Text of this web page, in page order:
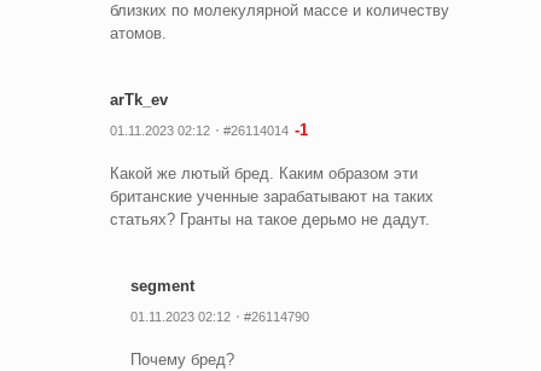
близких по молекулярной массе и количеству
атомов.
arTk_ev
01.11.2023 02:12 #26114014 -1
Какой же лютый бред. Каким образом эти
британские ученные зарабатывают на таких
статьях? Гранты на такое дерьмо не дадут.
segment
01.11.2023 02:12 #26114790
Почему бред?